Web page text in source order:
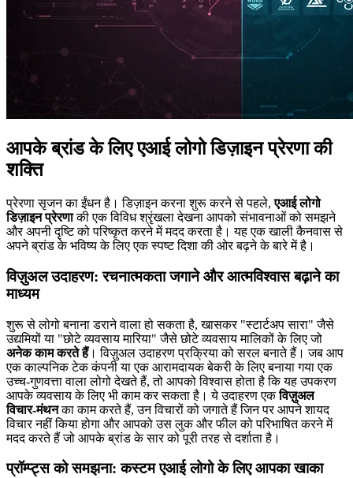
आपके ब्रांड के लिए एआई लोगो डिज़ाइन प्रेरणा की
शक्ति
प्रेरणा सृजन का ईंधन है। डिज़ाइन करना शुरू करने से पहले,एआई लोगो
डिज़ाइन प्रेरणाकी एक विविध श्रृंखला देखना आपको संभावनाओं को समझने
और अपनी दृष्टि को परिष्कृत करने में मदद करता है। यह एक खाली कैनवास से
अपने ब्रांड के भविष्य के लिए एक स्पष्ट दिशा की ओर बढ़ने के बारे में है।
विज़ुअल उदाहरण: रचनात्मकता जगाने और आत्मविश्वास बढ़ाने का
माध्यम
शुरू से लोगो बनाना डराने वाला हो सकता है, खासकर "स्टार्टअप सारा" जैसे
उद्यमियों या "छोटे व्यवसाय मारिया" जैसे छोटे व्यवसाय मालिकों के लिए जो
अनेक काम करते हैं। विज़ुअल उदाहरण प्रक्रिया को सरल बनाते हैं। जब आप
एक काल्पनिक टेक कंपनी या एक आरामदायक बेकरी के लिए बनाया गया एक
उच्च-गुणवत्ता वाला लोगो देखते हैं, तो आपको विश्वास होता है कि यह उपकरण
आपके व्यवसाय के लिए भी काम कर सकता है। ये उदाहरण एकविज़ुअल
विचार-मंथनका काम करते हैं, उन विचारों को जगाते हैं जिन पर आपने शायद
विचार नहीं किया होगा और आपको उस लुक और फील को परिभाषित करने में
मदद करते हैं जो आपके ब्रांड के सार को पूरी तरह से दर्शाता है।
प्रॉम्प्ट्स को समझना: कस्टम एआई लोगो के लिए आपका खाका